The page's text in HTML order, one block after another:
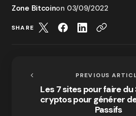
Zone Bitcoinon 03/09/2022
SHARE
PREVIOUS
Les 7 sites pour faire du
cryptos pour générer
Passifs